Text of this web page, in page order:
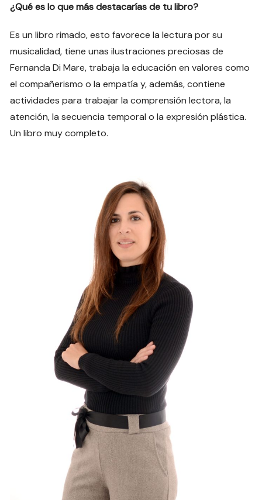
¿Qué es lo que más destacarías de tu libro?
Es un libro rimado, esto favorece la lectura por su
musicalidad, tiene unas ilustraciones preciosas de
Fernanda Di Mare, trabaja la educación en valores como
el compañerismo o la empatía y, además, contiene
actividades para trabajar la comprensión lectora, la
atención, la secuencia temporal o la expresión plástica.
Un libro muy completo.